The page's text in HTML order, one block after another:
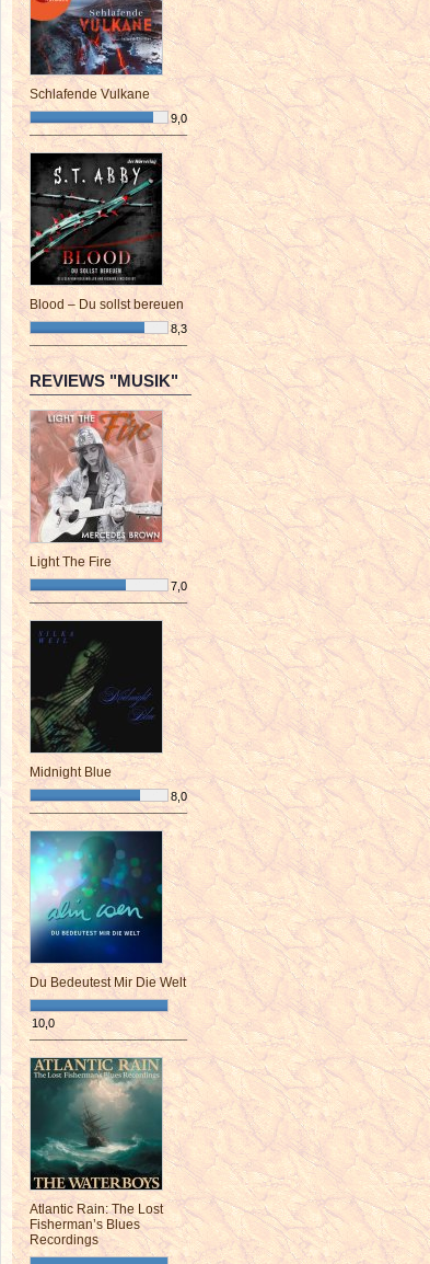
Schlafende Vulkane
9,0
¯¯¯¯¯¯¯¯¯¯¯¯¯¯¯¯¯¯¯¯¯¯¯¯
Blood – Du sollst bereuen
8,3
¯¯¯¯¯¯¯¯¯¯¯¯¯¯¯¯¯¯¯¯¯¯¯¯
REVIEWS "MUSIK"
Light The Fire
7,0
¯¯¯¯¯¯¯¯¯¯¯¯¯¯¯¯¯¯¯¯¯¯¯¯
Midnight Blue
8,0
¯¯¯¯¯¯¯¯¯¯¯¯¯¯¯¯¯¯¯¯¯¯¯¯
Du Bedeutest Mir Die Welt
10,0
¯¯¯¯¯¯¯¯¯¯¯¯¯¯¯¯¯¯¯¯¯¯¯¯
Atlantic Rain: The Lost
Fisherman’s Blues
Recordings